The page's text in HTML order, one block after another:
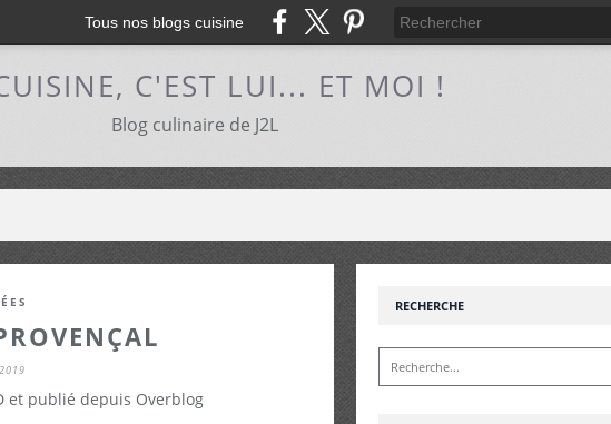
Tous nos blogs cuisine
C'EST LUI... ET MOI !
Blog culinaire de J2L
et publié depuis Overblog
RECHERCHE